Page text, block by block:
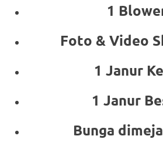
1
Foto & Video
1 Janur
1 Janur
Bunga